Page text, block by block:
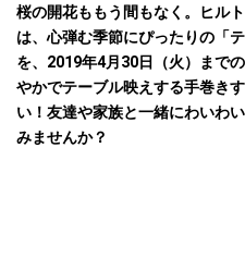
桜の開花ももう間もなく。ヒル
は、心弾む季節にぴったりの「
を、2019年4月30日（火）まで
やかでテーブル映えする手巻き
い！友達や家族と一緒にわいわ
みませんか？